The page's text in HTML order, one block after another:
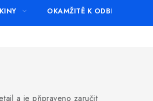
OKAMŽITĚ K ODBĚRU
a je připraveno zaručit